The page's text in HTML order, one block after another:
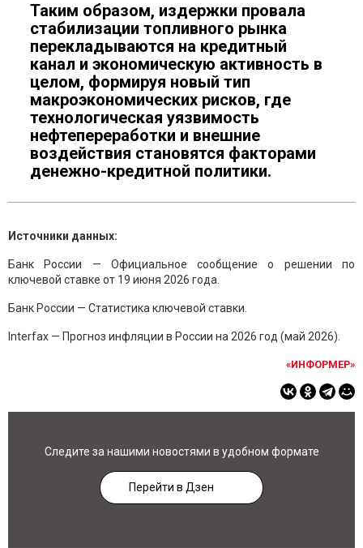
Таким образом, издержки провала
стабилизации топливного рынка
перекладываются на кредитный
канал и экономическую активность в
целом, формируя новый тип
макроэкономических рисков, где
технологическая уязвимость
нефтепереработки и внешние
воздействия становятся факторами
денежно-кредитной политики.
Источники данных:
Банк России — Официальное сообщение о решении по
ключевой ставке от 19 июня 2026 года.
Банк России — Статистика ключевой ставки.
Interfax — Прогноз инфляции в России на 2026 год (май 2026).
«ИНФОРМЕР»
Следите за нашими новостями в удобном формате
Перейти в Дзен